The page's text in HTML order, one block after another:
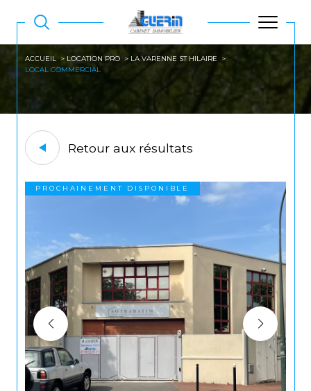
ACCUEIL LOCATION PRO
LA VARENNE ST HILAIRE
LOCAL COMMERCIAL
Retour aux résultats
PROCHAINEMENT DISPONIBLE